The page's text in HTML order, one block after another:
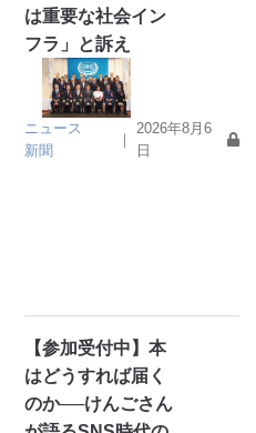
は重要な社会イン
フラ」と訴え
ニュース
新聞
｜
2026年8月6
日
【参加受付中】本
はどうすれば届く
のか──けんごさん